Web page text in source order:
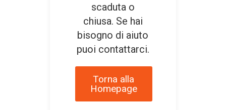
scaduta o
chiusa. Se hai
bisogno di aiuto
puoi contattarci.
Torna alla
Homepage